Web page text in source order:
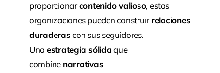
proporcionarcontenido valioso, estas
organizaciones pueden construir relaciones
duraderascon sus seguidores.
Una estrategia sólidaque
combine narrativas